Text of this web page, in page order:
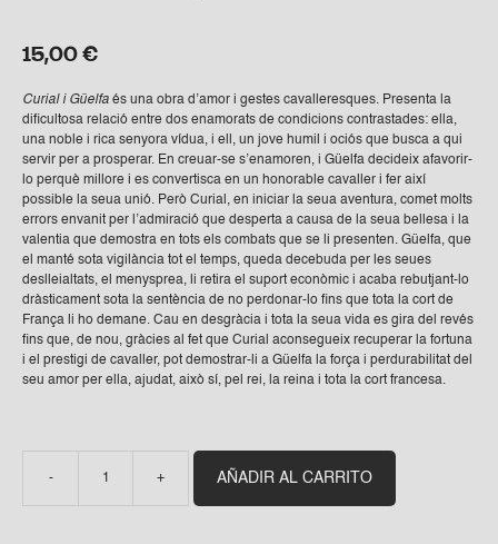
15,00 €
Curial i Güelfa és una obra d’amor i gestes cavalleresques. Presenta la
dificultosa relació entre dos enamorats de condicions contrastades: ella,
una noble i rica senyora vídua, i ell, un jove humil i ociós que busca a qui
servir per a prosperar. En creuar-se s’enamoren, i Güelfa decideix afavorir-
lo perquè millore i es convertisca en un honorable cavaller i fer així
possible la seua unió. Però Curial, en iniciar la seua aventura, comet molts
errors envanit per l’admiració que desperta a causa de la seua bellesa i la
valentia que demostra en tots els combats que se li presenten. Güelfa, que
el manté sota vigilància tot el temps, queda decebuda per les seues
deslleialtats, el menysprea, li retira el suport econòmic i acaba rebutjant-lo
dràsticament sota la sentència de no perdonar-lo fins que tota la cort de
França li ho demane. Cau en desgràcia i tota la seua vida es gira del revés
fins que, de nou, gràcies al fet que Curial aconsegueix recuperar la fortuna
i el prestigi de cavaller, pot demostrar-li a Güelfa la força i perdurabilitat del
seu amor per ella, ajudat, això sí, pel rei, la reina i tota la cort francesa.
-
Curial
+ AÑADIR AL CARRITO